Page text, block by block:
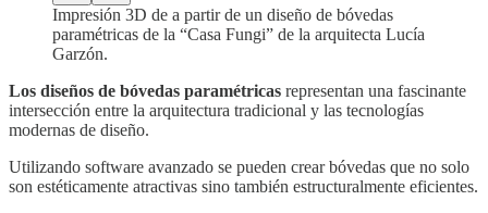
Impresión 3D de a partir de un diseño de bóvedas
paramétricas de la “Casa Fungi” de la arquitecta Lucía
Garzón.
Los diseños de bóvedas paramétricas representan una fascinante
intersección entre la arquitectura tradicional y las tecnologías
modernas de diseño.
Utilizando software avanzado se pueden crear bóvedas que no solo
son estéticamente atractivas sino también estructuralmente eficientes.